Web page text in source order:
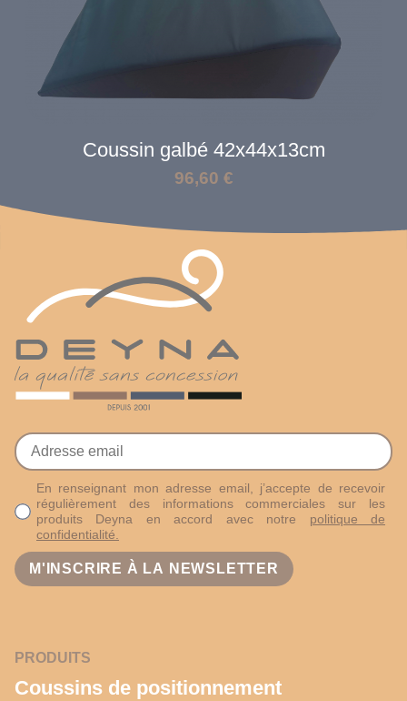
Coussin galbé 42x44x13cm
96,60 €
En renseignant mon adresse email, j’accepte de recevoir
régulièrement des informations commerciales sur les
produits Deyna en accord avec notre politique de
confidentialité.
PRODUITS
Coussins de positionnement